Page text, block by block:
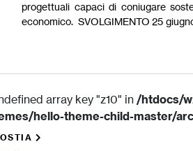
progettuali capaci di coniugare
economico. SVOLGIMENTO 25
array key "z10" in/htdocs/
hello-theme-child-master/